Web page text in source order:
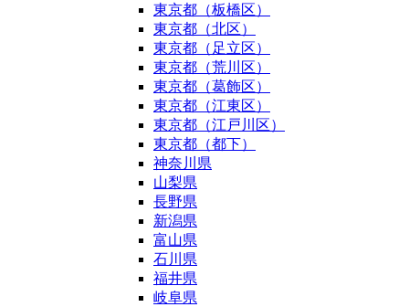
東京都（板橋区）
東京都（北区）
東京都（足立区）
東京都（荒川区）
東京都（葛飾区）
東京都（江東区）
東京都（江戸川区）
東京都（都下）
神奈川県
山梨県
長野県
新潟県
富山県
石川県
福井県
岐阜県